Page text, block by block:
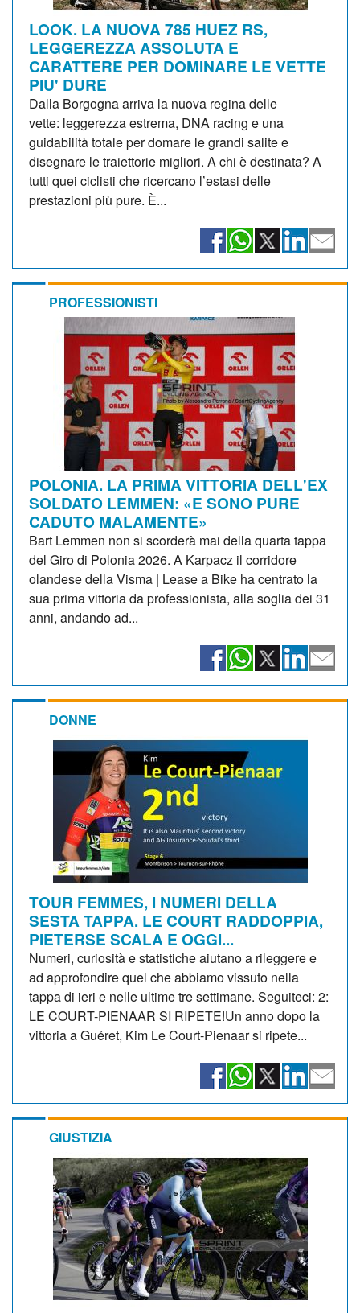
LOOK. LA NUOVA 785 HUEZ RS,
LEGGEREZZA ASSOLUTA E
CARATTERE PER DOMINARE LE VETTE
PIU' DURE
Dalla Borgogna arriva la nuova regina delle
vette: leggerezza estrema, DNA racing e una
guidabilità totale per domare le grandi salite e
disegnare le traiettorie migliori. A chi è destinata? A
tutti quei ciclisti che ricercano l’estasi delle
prestazioni più pure. È...
PROFESSIONISTI
POLONIA. LA PRIMA VITTORIA DELL'EX
SOLDATO LEMMEN: «E SONO PURE
CADUTO MALAMENTE»
Bart Lemmen non si scorderà mai della quarta tappa
del Giro di Polonia 2026. A Karpacz il corridore
olandese della Visma | Lease a Bike ha centrato la
sua prima vittoria da professionista, alla soglia dei 31
anni, andando ad...
DONNE
TOUR FEMMES, I NUMERI DELLA
SESTA TAPPA. LE COURT RADDOPPIA,
PIETERSE SCALA E OGGI...
Numeri, curiosità e statistiche aiutano a rileggere e
ad approfondire quel che abbiamo vissuto nella
tappa di ieri e nelle ultime tre settimane. Seguiteci: 2:
LE COURT-PIENAAR SI RIPETE!Un anno dopo la
vittoria a Guéret, Kim Le Court-Pienaar si ripete...
GIUSTIZIA